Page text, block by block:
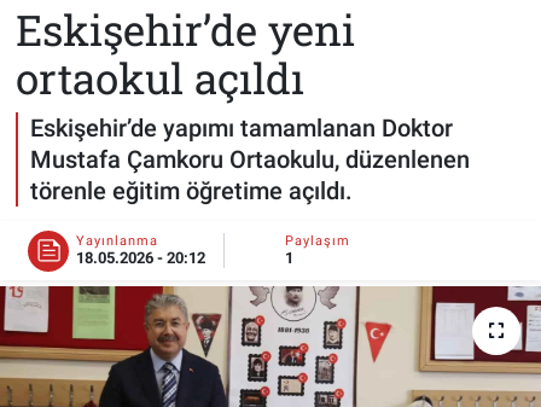
Eskişehir’de yeni
ortaokul açıldı
Eskişehir’de yapımı tamamlanan Doktor
Mustafa Çamkoru Ortaokulu, düzenlenen
törenle eğitim öğretime açıldı.
Yayınlanma
18.05.2026 - 20:12
Paylaşım
1
DÜNYA
SAĞLIK
MAGAZİN
KADIN
TEKNOLOJİ
YEMEK
ESKİŞEHİR NÖBETÇİ ECZANELER
Eskişehir Namaz Vakitleri
Eskişehir Trafik Yoğunluk Haritası
Süper Lig Puan Durumu ve Fikstür
Tüm Manşetler
Son Dakika Haberleri
Haber Arşivi